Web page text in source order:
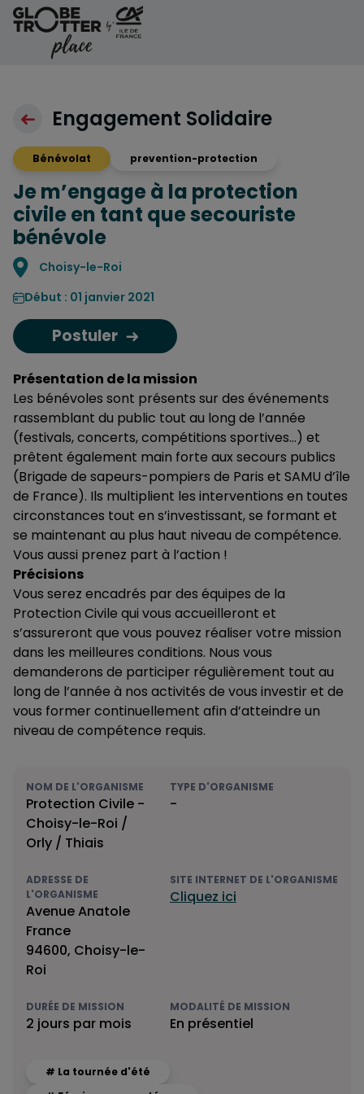
Aller au contenu
Engagement Solidaire
Bénévolat prevention-protection
Je m’engage à la protection
civile en tant que secouriste
bénévole
Localisation
Choisy-le-Roi
Début : 01 janvier 2021
Postuler
Présentation de la mission
Les bénévoles sont présents sur des événements
rassemblant du public tout au long de l’année
(festivals, concerts, compétitions sportives…) et
prêtent également main forte aux secours publics
(Brigade de sapeurs-pompiers de Paris et SAMU d’île
de France). Ils multiplient les interventions en toutes
circonstances tout en s’investissant, se formant et
se maintenant au plus haut niveau de compétence.
Vous aussi prenez part à l’action !
Précisions
Vous serez encadrés par des équipes de la
Protection Civile qui vous accueilleront et
s’assureront que vous pouvez réaliser votre mission
dans les meilleures conditions. Nous vous
demanderons de participer régulièrement tout au
long de l’année à nos activités de vous investir et de
vous former continuellement afin d’atteindre un
niveau de compétence requis.
NOM DE L'ORGANISME
Protection Civile -
Choisy-le-Roi /
Orly / Thiais
TYPE D'ORGANISME
-
ADRESSE DE
L'ORGANISME
Avenue Anatole
France
94600, Choisy-le-
Roi
SITE INTERNET DE L'ORGANISME
Cliquez ici
DURÉE DE MISSION
2 jours par mois
MODALITÉ DE MISSION
En présentiel
# La tournée d'été